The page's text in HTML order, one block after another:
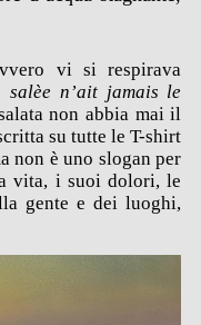
vi si respirava
salèe n’ait jamais le
non abbia mai il
su tutte le T-shirt
non è uno slogan per
vita, i suoi dolori, le
gente e dei luoghi,